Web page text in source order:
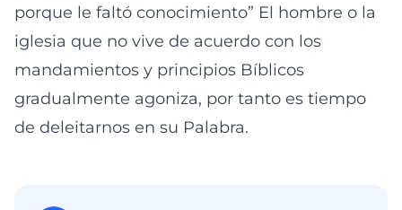
porque le faltó conocimiento” El hombre o la
iglesia que no vive de acuerdo con los
mandamientos y principios Bíblicos
gradualmente agoniza, por tanto es tiempo
de deleitarnos en su Palabra.